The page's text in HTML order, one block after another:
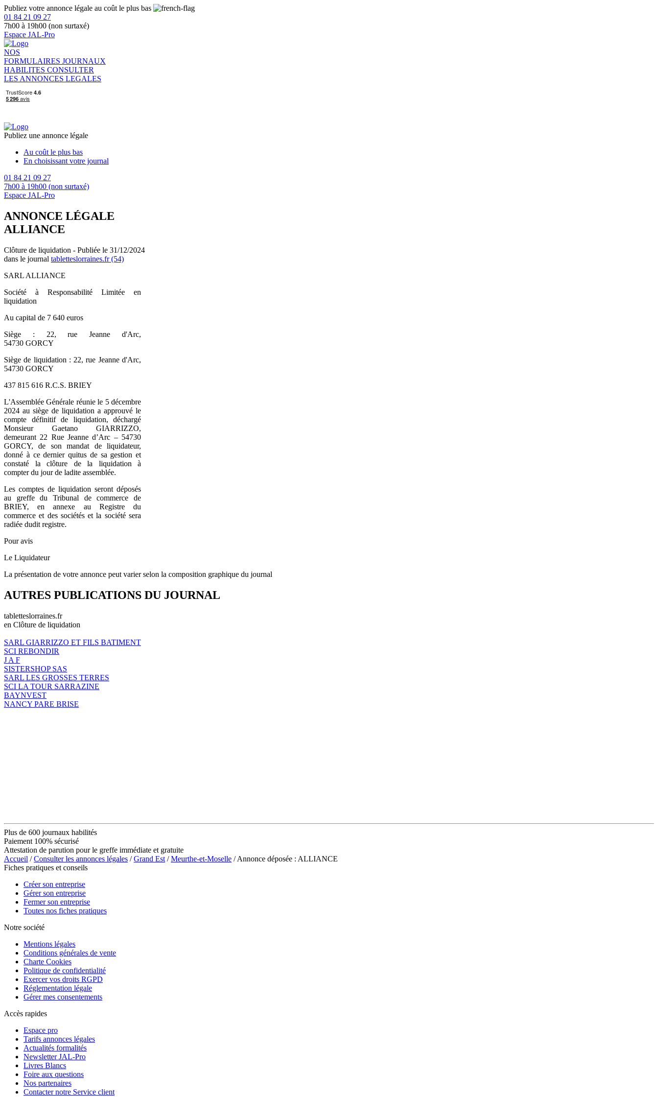
Publiez votre annonce légale au coût le plus bas
01 84 21 09 27
7h00 à 19h00 (non surtaxé)
Espace JAL-Pro
NOS
FORMULAIRES JOURNAUX
HABILITES CONSULTER
LES ANNONCES LEGALES
Publiez une annonce légale
Au coût le plus bas
En choisissant votre journal
01 84 21 09 27
7h00 à 19h00 (non surtaxé)
Espace JAL-Pro
ANNONCE LÉGALE
ALLIANCE
Clôture de liquidation - Publiée le 31/12/2024
dans le journal tabletteslorraines.fr (54)
SARL ALLIANCE
Société à Responsabilité Limitée en
liquidation
Au capital de 7 640 euros
Siège : 22, rue Jeanne d'Arc,
54730 GORCY
Siège de liquidation : 22, rue Jeanne d'Arc,
54730 GORCY
437 815 616 R.C.S. BRIEY
L'Assemblée Générale réunie le 5 décembre
2024 au siège de liquidation a approuvé le
compte définitif de liquidation, déchargé
Monsieur Gaetano GIARRIZZO,
demeurant 22 Rue Jeanne d’Arc – 54730
GORCY, de son mandat de liquidateur,
donné à ce dernier quitus de sa gestion et
constaté la clôture de la liquidation à
compter du jour de ladite assemblée.
Les comptes de liquidation seront déposés
au greffe du Tribunal de commerce de
BRIEY, en annexe au Registre du
commerce et des sociétés et la société sera
radiée dudit registre.
Pour avis
Le Liquidateur
La présentation de votre annonce peut varier selon la composition graphique du journal
AUTRES PUBLICATIONS DU JOURNAL
tabletteslorraines.fr
en Clôture de liquidation
SARL GIARRIZZO ET FILS BATIMENT
SCI REBONDIR
J A F
SISTERSHOP SAS
SARL LES GROSSES TERRES
SCI LA TOUR SARRAZINE
BAYNVEST
NANCY PARE BRISE
Plus de 600 journaux habilités
Paiement 100% sécurisé
Attestation de parution pour le greffe immédiate et gratuite
Accueil /Consulter les annonces légales /Grand Est /Meurthe-et-Moselle / Annonce déposée : ALLIANCE
Fiches pratiques et conseils
Créer son entreprise
Gérer son entreprise
Fermer son entreprise
Toutes nos fiches pratiques
Notre société
Mentions légales
Conditions générales de vente
Charte Cookies
Politique de confidentialité
Exercer vos droits RGPD
Réglementation légale
Gérer mes consentements
Accès rapides
Espace pro
Tarifs annonces légales
Actualités formalités
Newsletter JAL-Pro
Livres Blancs
Foire aux questions
Nos partenaires
Contacter notre Service client